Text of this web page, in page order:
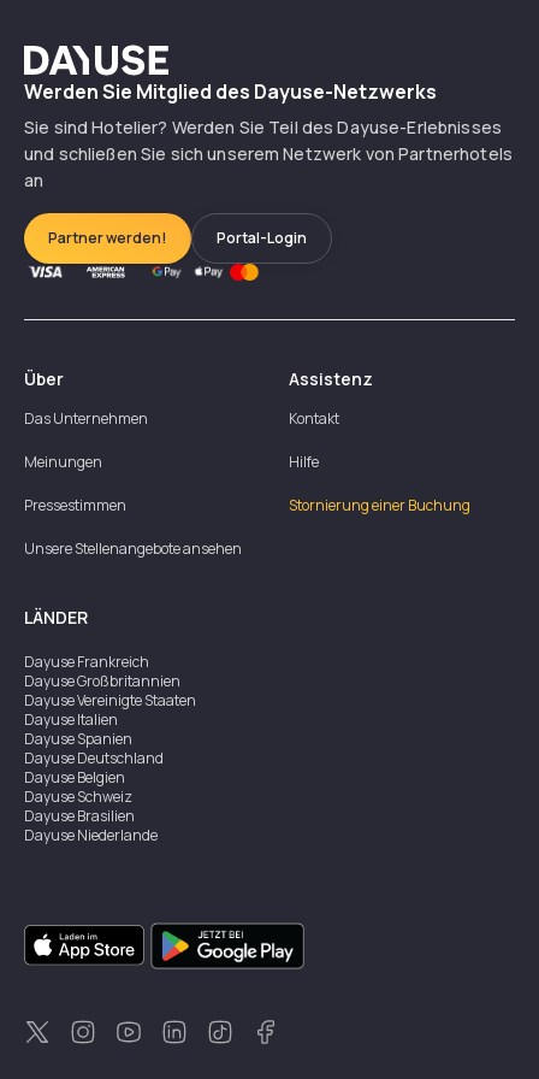
Dayuse
Werden Sie Mitglied des Dayuse-Netzwerks
Sie sind Hotelier? Werden Sie Teil des Dayuse-Erlebnisses
und schließen Sie sich unserem Netzwerk von Partnerhotels
an
Partner werden! Portal-Login
Über
Das Unternehmen
Meinungen
Pressestimmen
Unsere Stellenangebote ansehen
Assistenz
Kontakt
Hilfe
Stornierung einer Buchung
LÄNDER
DayuseFrankreich
DayuseGroßbritannien
DayuseVereinigte Staaten
DayuseItalien
DayuseSpanien
DayuseDeutschland
DayuseBelgien
DayuseSchweiz
DayuseBrasilien
DayuseNiederlande
DayuseKanada
DayuseSingapur
DayuseZweden
DayuseKorea
DayuseNeuseeland